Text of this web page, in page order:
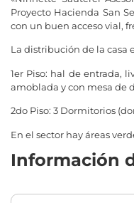
Proyecto Hacienda San
con un buen acceso vial,
La distribución de la casa
1er Piso: hal de entrada,
amoblada y con mesa de
2do Piso: 3 Dormitorios
En el sector hay áreas
Información